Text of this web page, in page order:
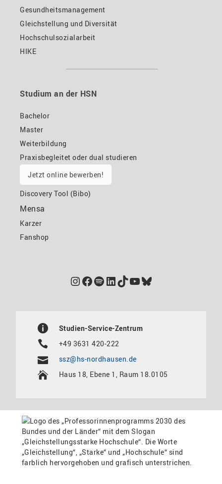
Gesundheitsmanagement
Gleichstellung und Diversität
Hochschulsozialarbeit
HIKE
Studium an der HSN
Bachelor
Master
Weiterbildung
Praxisbegleitet oder dual studieren
Jetzt online bewerben!
Discovery Tool (Bibo)
Mensa
Karzer
Fanshop
Instagram
Facebook
Spotify
LinkedIn
TikTok
YouTube
Bluesky
Studien-Service-Zentrum
+49 3631 420-222
ssz@hs-nordhausen.de
Haus 18, Ebene 1, Raum 18.0105